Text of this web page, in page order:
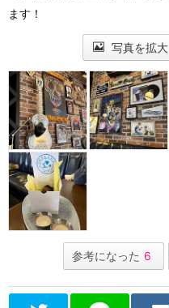
ます！
写真を拡大
参考になった 6